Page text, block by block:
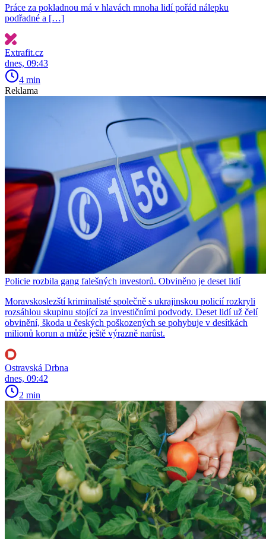
Práce za pokladnou má v hlavách mnoha lidí pořád nálepku
podřadné a […]
Extrafit.cz
dnes, 09:43
4 min
Reklama
Policie rozbila gang falešných investorů. Obviněno je deset lidí
Moravskoslezští kriminalisté společně s ukrajinskou policií rozkryli
rozsáhlou skupinu stojící za investičními podvody. Deset lidí už čelí
obvinění, škoda u českých poškozených se pohybuje v desítkách
milionů korun a může ještě výrazně narůst.
Ostravská Drbna
dnes, 09:42
2 min